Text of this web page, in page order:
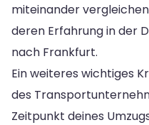
miteinander
deren Erfahrung in der
nach Frankfurt.
Ein weiteres wichtiges
des
Zeitpunkt deines